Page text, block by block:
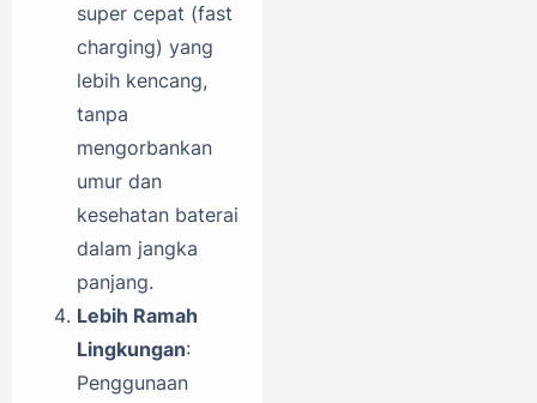
super cepat (fast
charging) yang
lebih kencang,
tanpa
mengorbankan
umur dan
kesehatan baterai
dalam jangka
panjang.
Lebih Ramah
Lingkungan:
Penggunaan